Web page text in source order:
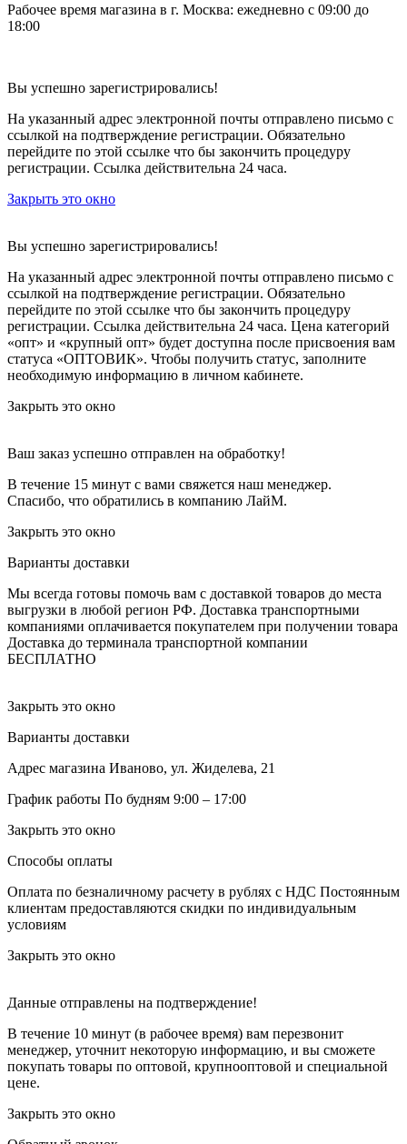
Рабочее время магазина в г. Москва: ежедневно с 09:00 до
18:00
Вы успешно зарегистрировались!
На указанный адрес электронной почты отправлено письмо с
ссылкой на подтверждение регистрации. Обязательно
перейдите по этой ссылке что бы закончить процедуру
регистрации. Ссылка действительна 24 часа.
Закрыть это окно
Вы успешно зарегистрировались!
На указанный адрес электронной почты отправлено письмо с
ссылкой на подтверждение регистрации. Обязательно
перейдите по этой ссылке что бы закончить процедуру
регистрации. Ссылка действительна 24 часа. Цена категорий
«опт» и «крупный опт» будет доступна после присвоения вам
статуса «ОПТОВИК». Чтобы получить статус, заполните
необходимую информацию в личном кабинете.
Закрыть это окно
Ваш заказ успешно отправлен на обработку!
В течение 15 минут с вами свяжется наш менеджер.
Спасибо, что обратились в компанию ЛайМ.
Закрыть это окно
Варианты доставки
Мы всегда готовы помочь вам с доставкой товаров до места
выгрузки в любой регион РФ. Доставка транспортными
компаниями оплачивается покупателем при получении товара
Доставка до терминала транспортной компании
БЕСПЛАТНО
Закрыть это окно
Варианты доставки
Адрес магазина Иваново, ул. Жиделева, 21
График работы По будням 9:00 – 17:00
Закрыть это окно
Способы оплаты
Оплата по безналичному расчету в рублях с НДС Постоянным
клиентам предоставляются скидки по индивидуальным
условиям
Закрыть это окно
Данные отправлены на подтверждение!
В течение 10 минут (в рабочее время) вам перезвонит
менеджер, уточнит некоторую информацию, и вы сможете
покупать товары по оптовой, крупнооптовой и специальной
цене.
Закрыть это окно